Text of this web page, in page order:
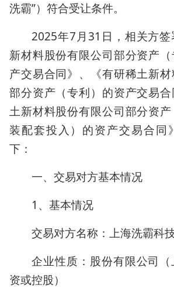
洗霸”）符合受让条件。
2025年7月31日，相关方
新材料股份有限公司部分资产
产交易合同》、《有研稀土新
部分资产（专利）的资产交易
土新材料股份有限公司部分资
装配套投入）的资产交易合同
下：
一、交易对方基本情况
1、基本情况
交易对方名称：上海洗霸科
企业性质：股份有限公司
资或控股）